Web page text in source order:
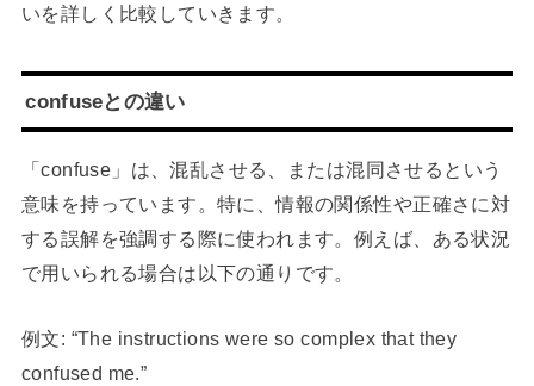
いを詳しく比較していきます。
confuseとの違い
「confuse」は、混乱させる、または混同させるという
意味を持っています。特に、情報の関係性や正確さに対
する誤解を強調する際に使われます。例えば、ある状況
で用いられる場合は以下の通りです。
例文: “The instructions were so complex that they
confused me.”